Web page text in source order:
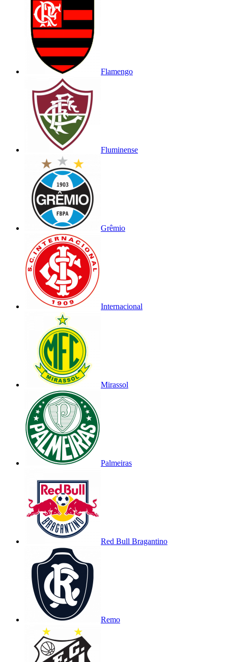
Flamengo
Fluminense
Grêmio
Internacional
Mirassol
Palmeiras
Red Bull Bragantino
Remo